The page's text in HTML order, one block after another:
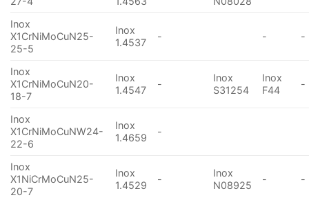
Inox
X1CrNiMoCuN25-
25-5
Inox
1.4537
- - -
Inox
X1CrNiMoCuN20-
18-7
Inox
1.4547
-
Inox
S31254
Inox
F44
-
Inox
X1CrNiMoCuNW24-
22-6
Inox
1.4659
-
Inox
X1NiCrMoCuN25-
20-7
Inox
1.4529
-
Inox
N08925
- -